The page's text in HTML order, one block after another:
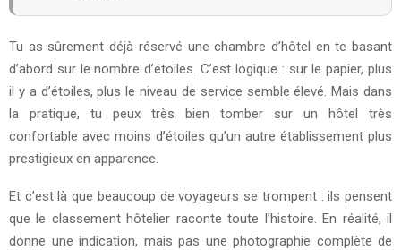
Tu as sûrement déjà réservé une chambre d’hôtel en te basant
d’abord sur le nombre d’étoiles. C’est logique : sur le papier, plus
il y a d’étoiles, plus le niveau de service semble élevé. Mais dans
la pratique, tu peux très bien tomber sur un hôtel très
confortable avec moins d’étoiles qu’un autre établissement plus
prestigieux en apparence.
Et c’est là que beaucoup de voyageurs se trompent : ils pensent
que le classement hôtelier raconte toute l’histoire. En réalité, il
donne une indication, mais pas une photographie complète de